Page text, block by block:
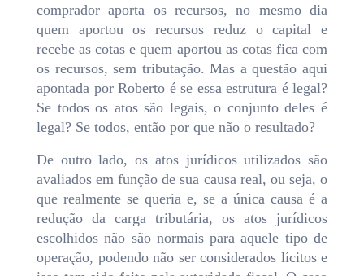
comprador aporta os recursos, no mesmo dia
quem aportou os recursos reduz o capital e
recebe as cotas e quem aportou as cotas fica com
os recursos, sem tributação. Mas a questão aqui
apontada por Roberto é se essa estrutura é legal?
Se todos os atos são legais, o conjunto deles é
legal? Se todos, então por que não o resultado?
De outro lado, os atos jurídicos utilizados são
avaliados em função de sua causa real, ou seja, o
que realmente se queria e, se a única causa é a
redução da carga tributária, os atos jurídicos
escolhidos não são normais para aquele tipo de
operação, podendo não ser considerados lícitos e